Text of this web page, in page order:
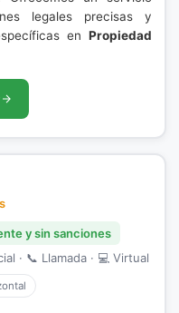
legales precisas y
en Propiedad
y sin sanciones
· 📞 Llamada · 💻 Virtual